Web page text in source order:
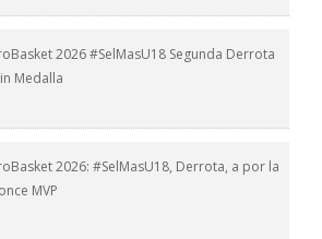
2026 #SelMasU18 Segunda Derrota
Medalla
2026: #SelMasU18, Derrota, a por la
MVP